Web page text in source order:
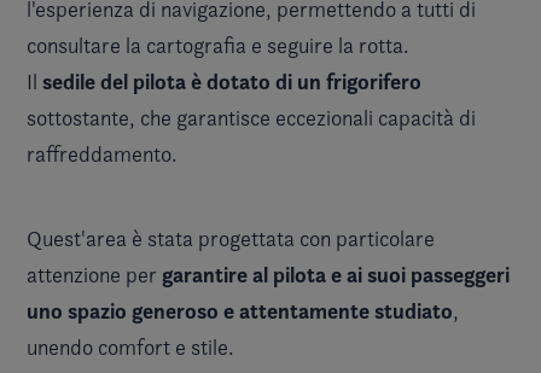
l'esperienza di navigazione, permettendo a tutti di
consultare la cartografia e seguire la rotta.
Il sedile del pilota è dotato di un frigorifero
sottostante, che garantisce eccezionali capacità di
raffreddamento.
Quest'area è stata progettata con particolare
attenzione per garantire al pilota e ai suoi passeggeri
uno spazio generoso e attentamente studiato,
unendo comfort e stile.